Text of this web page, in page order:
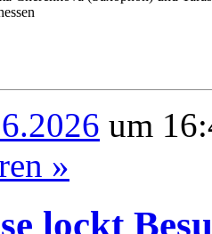
um
»
lockt